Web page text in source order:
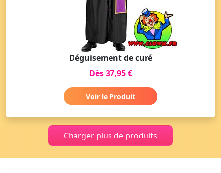
Déguisement de curé
Dès 37,95 €
Voir le Produit
Charger plus de produits